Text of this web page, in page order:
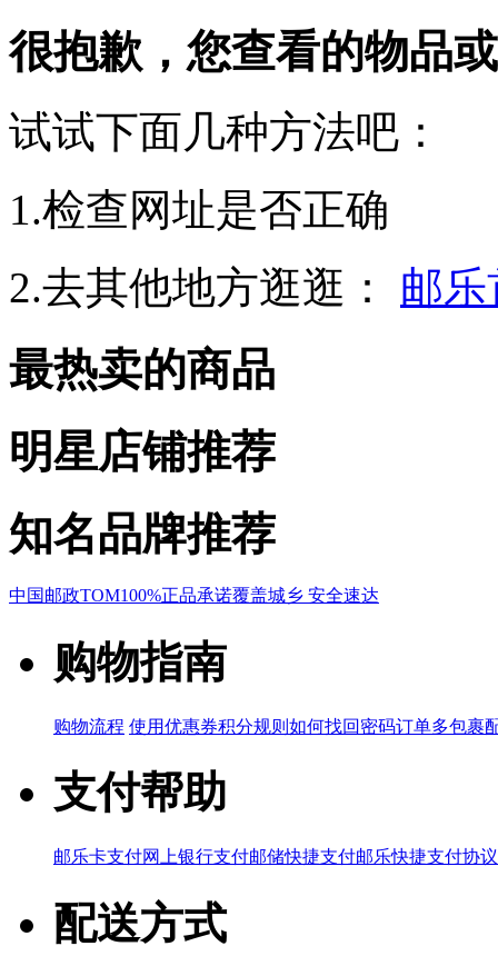
很抱歉，您查看的物品
试试下面几种方法吧：
1.检查网址是否正确
2.去其他地方逛逛：
邮
最热卖的商品
明星店铺推荐
知名品牌推荐
中国邮政TOM100%正品承诺覆盖城乡 安全速达
购物指南
购物流程 使用优惠券积分规则 如何找回密码订单多包裹
支付帮助
邮乐卡支付网上银行支付邮储快捷支付邮乐快捷支付协议
配送方式